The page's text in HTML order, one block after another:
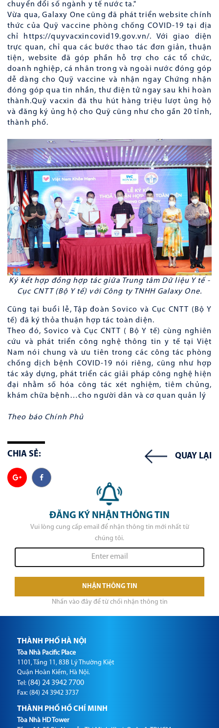
ĐĂNG KÝ NHẬN THÔNG TIN
Vui lòng cung cấp email để nhận thông tin mới nhất từ
chúng tôi.
NHẬN THÔNG TIN
Nhấn vào đây để từ chối nhận thông tin
chuyển đổi số ngành y tế nước ta."
Vừa qua, Galaxy One cũng đã phát triển website chính
thức của Quỹ vaccine phòng chống COVID-19 tại địa
chỉ https://quyvacxincovid19.gov.vn/. Với giao diện
trực quan, chỉ qua các bước thao tác đơn giản, thuận
tiện, website đã góp phần hỗ trợ cho các tổ chức,
doanh nghiệp, cá nhân trong và ngoài nước đóng góp
dễ dàng cho Quỹ vaccine và nhận ngay Chứng nhận
đóng góp qua tin nhắn, thư điện tử ngay sau khi hoàn
thành.Quỹ vacxin đã thu hút hàng triệu lượt ủng hộ
và đăng ký ủng hộ cho Quỹ cũng như cho gần 20 tỉnh,
thành phố.
Ký kết hợp đồng hợp tác giữa Trung tâm Dữ liệu Y tế -
Cục CNTT (Bộ Y tế) với Công ty TNHH Galaxy One.
Cũng tại buổi lễ, Tập đoàn Sovico và Cục CNTT (Bộ Y
tế) đã ký thỏa thuận hợp tác toàn diện.
Theo đó, Sovico và Cục CNTT ( Bộ Y tế) cùng nghiên
cứu và phát triển công nghệ thông tin y tế tại Việt
Nam nói chung và ưu tiên trong các công tác phòng
chống dịch bệnh COVID-19 nói riêng, cũng như hợp
tác xây dựng, phát triển các giải pháp công nghệ hiện
đại nhằm số hóa công tác xét nghiệm, tiêm chủng,
khám chữa bệnh…cho người dân và cơ quan quản lý
Theo báo Chính Phủ
CHIA SẺ: QUAY LẠI
THÀNH PHỐ HÀ NỘI
Tòa Nhà Pacific Place
1101, Tầng 11, 83B Lý Thường Kiệt
Quận Hoàn Kiếm, Hà Nội.
Tel: (84) 24 3942 7700
Fax: (84) 24 3942 3737
THÀNH PHỐ HỒ CHÍ MINH
Tòa Nhà HD Tower